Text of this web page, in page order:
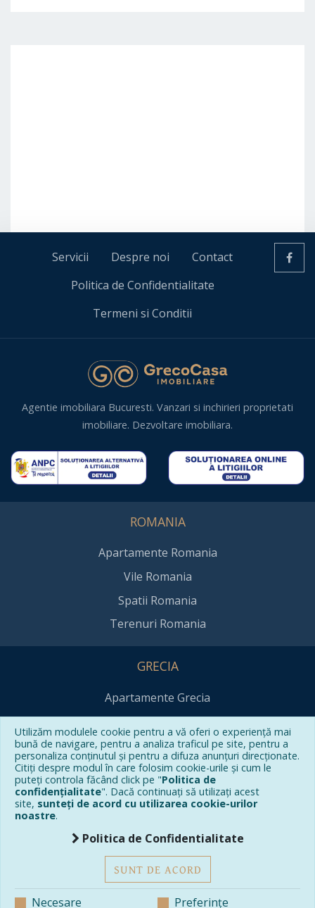
Servicii Despre noi
Contact
Politica de Confidentialitate
Termeni si Conditii
Agentie imobiliara Bucuresti. Vanzari si inchirieri proprietati
imobiliare. Dezvoltare imobiliara.
ROMANIA
Apartamente Romania
Vile Romania
Spatii Romania
Terenuri Romania
GRECIA
Apartamente Grecia
Vile Grecia
Spatii Grecia
Terenuri Grecia
CONTACT
office@grecocasa.ro
(+40) 750 171 720
Utilizăm modulele cookie pentru a vă oferi o experiență mai
bună de navigare, pentru a analiza traficul pe site, pentru a
personaliza conținutul și pentru a difuza anunțuri direcționate.
Citiți despre modul în care folosim cookie-urile și cum le
puteți controla făcând click pe "Politica de
confidențialitate". Dacă continuați să utilizați acest
site, sunteți de acord cu utilizarea cookie-urilor
noastre.
Politica de Confidentialitate
SUNT DE ACORD
Necesare Preferințe